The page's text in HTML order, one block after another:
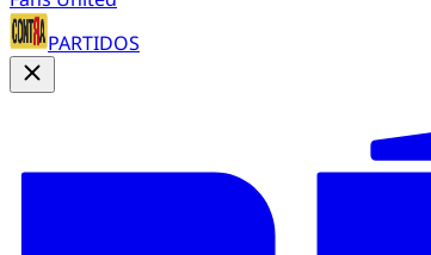
PARTIDOS